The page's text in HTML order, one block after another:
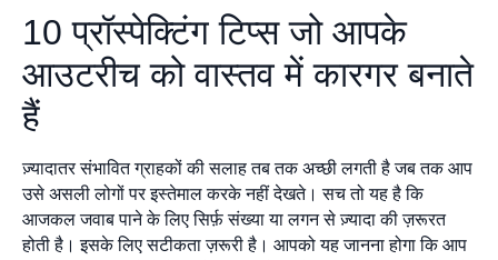
10 प्रॉस्पेक्टिंग टिप्स जो आपके
आउटरीच को वास्तव में कारगर बनाते
हैं
ज़्यादातर संभावित ग्राहकों की सलाह तब तक अच्छी लगती है जब तक आप
उसे असली लोगों पर इस्तेमाल करके नहीं देखते। सच तो यह है कि
आजकल जवाब पाने के लिए सिर्फ़ संख्या या लगन से ज़्यादा की ज़रूरत
होती है। इसके लिए सटीकता ज़रूरी है। आपको यह जानना होगा कि आप